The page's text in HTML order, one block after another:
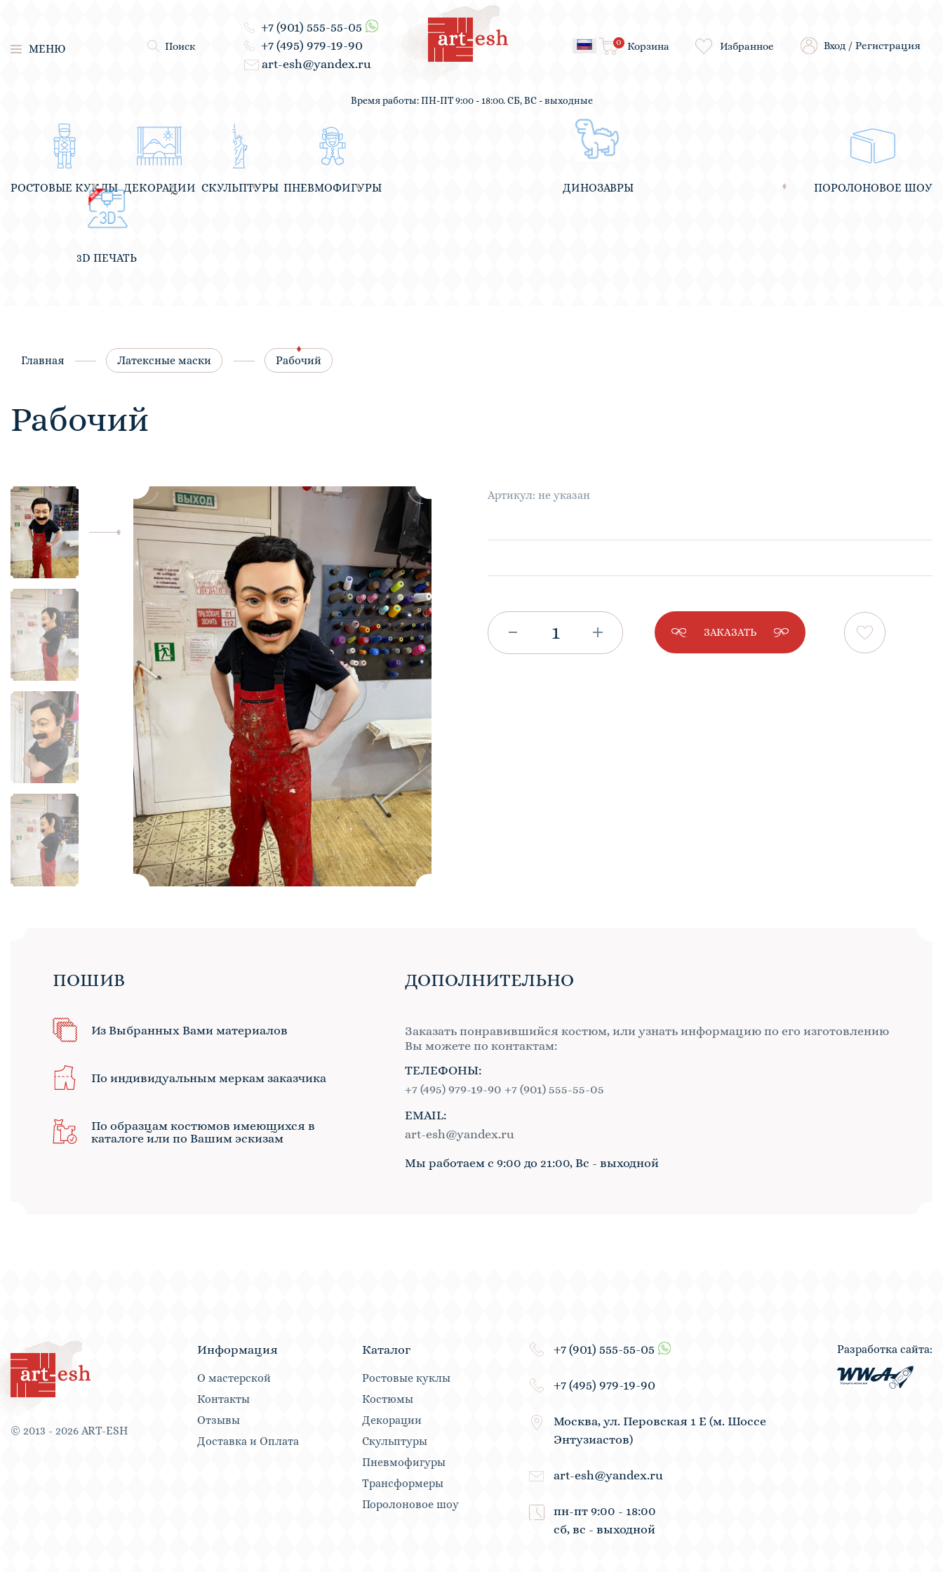
МЕНЮ Поиск
+7 (901) 555-55-05
+7 (495) 979-19-90
art-esh@yandex.ru
Корзина
0 Избранное Вход / Регистрация
Время работы: ПН-ПТ 9:00 - 18:00. СБ, ВС - выходные
РОСТОВЫЕ КУКЛЫ ДЕКОРАЦИИ СКУЛЬПТУРЫ ПНЕВМОФИГУРЫ ДИНОЗАВРЫ ПОРОЛОНОВОЕ ШОУ
3D ПЕЧАТЬ
Главная Латексные маски Рабочий
Рабочий
Артикул: не указан
ЗАКАЗАТЬ
ПОШИВ
Из Выбранных Вами материалов
По индивидуальным меркам заказчика
По образцам костюмов имеющихся в
каталоге или по Вашим эскизам
ДОПОЛНИТЕЛЬНО
Заказать понравившийся костюм, или узнать информацию по его изготовлению
Вы можете по контактам:
ТЕЛЕФОНЫ:
+7 (495) 979-19-90 +7 (901) 555-55-05
EMAIL:
art-esh@yandex.ru
Мы работаем с 9:00 до 21:00, Вс - выходной
© 2013 - 2026 ART-ESH
Информация
О мастерской
Контакты
Отзывы
Доставка и Оплата
Каталог
Ростовые куклы
Костюмы
Декорации
Скульптуры
Пневмофигуры
Трансформеры
Поролоновое шоу
+7 (901) 555-55-05
+7 (495) 979-19-90
Москва, ул. Перовская 1 Е (м. Шоссе
Энтузиастов)
art-esh@yandex.ru
пн-пт 9:00 - 18:00
сб, вс - выходной
Разработка сайта: